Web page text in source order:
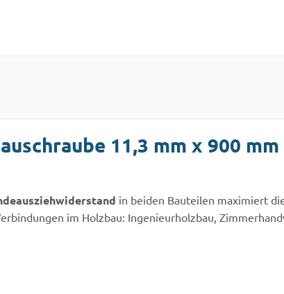
11,3 mm x 900
in beiden Bauteilen maximiert
im Holzbau: Ingenieurholzbau,